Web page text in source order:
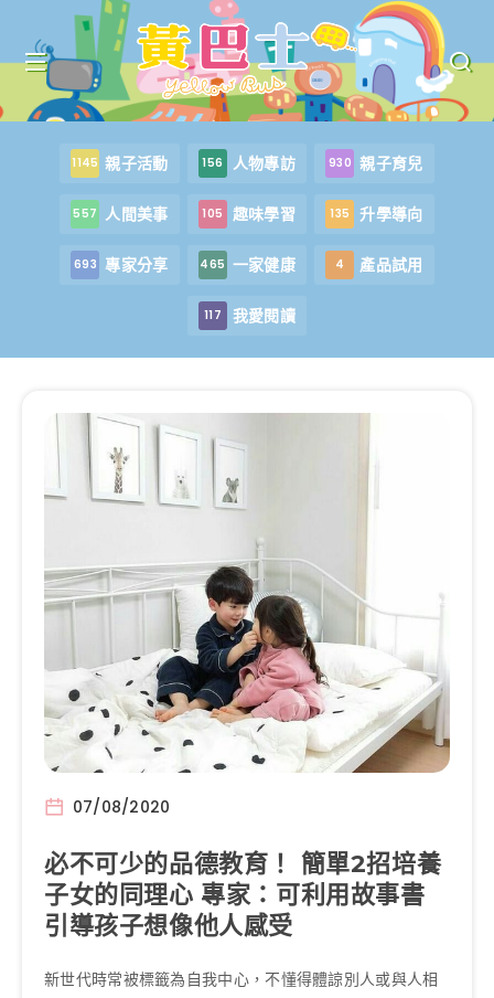
1145 親子活動 156 人物專訪 930 親子育兒
557 人間美事 105 趣味學習 135 升學導向
693 專家分享 465 一家健康 4 產品試用
117 我愛閱讀
07/08/2020
必不可少的品德教育！ 簡單2招培養
子女的同理心 專家：可利用故事書
引導孩子想像他人感受
新世代時常被標籤為自我中心，不懂得體諒別人或與人相